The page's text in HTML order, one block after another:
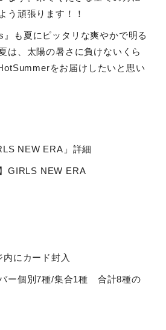
う頑張ります！！
』も夏にピッタリな爽やかで明る
は、太陽の暑さに負けないくら
をお届けしたいと思い
NEW ERA 」詳細
GIRLS NEW ERA
にカード封入
ー個別7種/集合1種 合計8種の